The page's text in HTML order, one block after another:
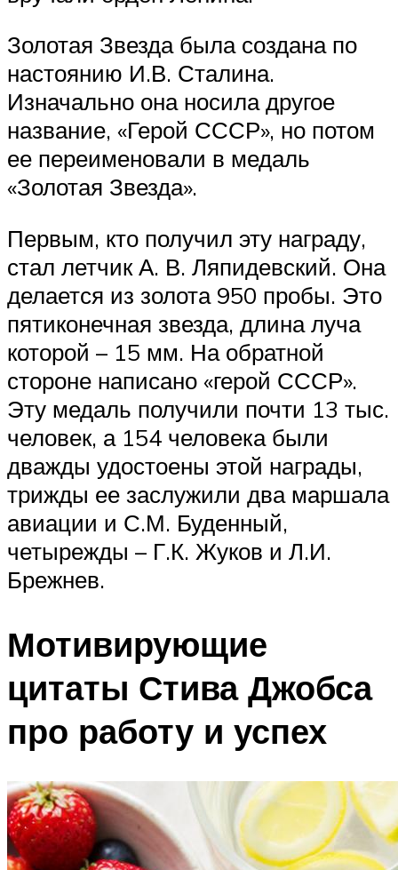
Золотая Звезда была создана по
настоянию И.В. Сталина.
Изначально она носила другое
название, «Герой СССР», но потом
ее переименовали в медаль
«Золотая Звезда».
Первым, кто получил эту награду,
стал летчик А. В. Ляпидевский. Она
делается из золота 950 пробы. Это
пятиконечная звезда, длина луча
которой – 15 мм. На обратной
стороне написано «герой СССР».
Эту медаль получили почти 13 тыс.
человек, а 154 человека были
дважды удостоены этой награды,
трижды ее заслужили два маршала
авиации и С.М. Буденный,
четырежды – Г.К. Жуков и Л.И.
Брежнев.
Мотивирующие
цитаты Стива Джобса
про работу и успех